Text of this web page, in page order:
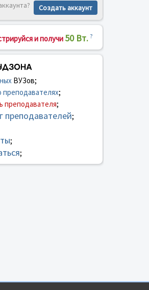
Создать аккаунт
и получи 50 Вт. ?
ВУЗов;
преподавателях;
преподавателя;
преподавателей;
;
;